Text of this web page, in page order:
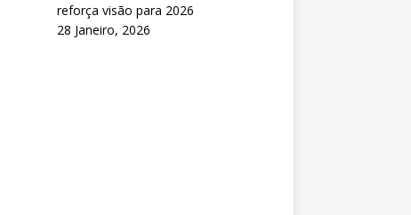
reforça visão para 2026
28 Janeiro, 2026